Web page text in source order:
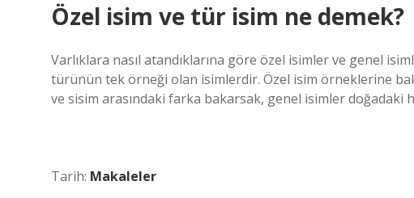
Özel isim ve tür isim ne demek?
Varlıklara nasıl atandıklarına göre özel isimler ve genel
türünün tek örneği olan isimlerdir. Özel isim örneklerine
ve sisim arasındaki farka bakarsak, genel isimler doğadaki
Tarih: Makaleler